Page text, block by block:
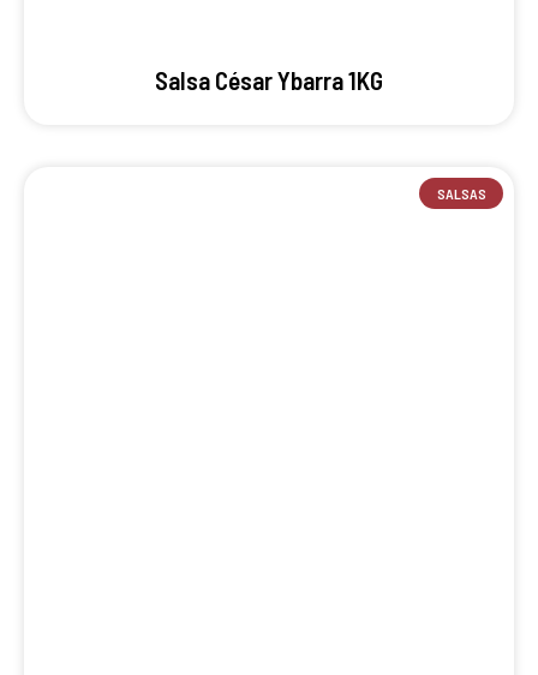
Salsa César Ybarra 1KG
SALSAS